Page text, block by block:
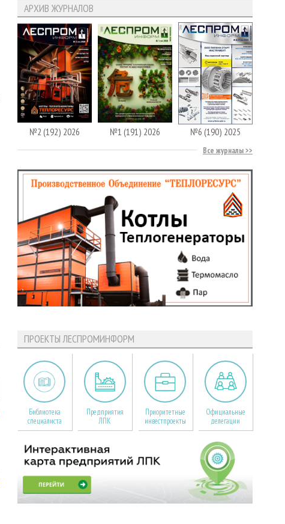
АРХИВ ЖУРНАЛОВ
№2 (192) 2026 №1 (191) 2026 №6 (190) 2025
Все журналы
ПРОЕКТЫ ЛЕСПРОМИНФОРМ
Библиотека
специалиста
Предприятия
ЛПК
Приоритетные
инвестпроекты
Официальные
делегации